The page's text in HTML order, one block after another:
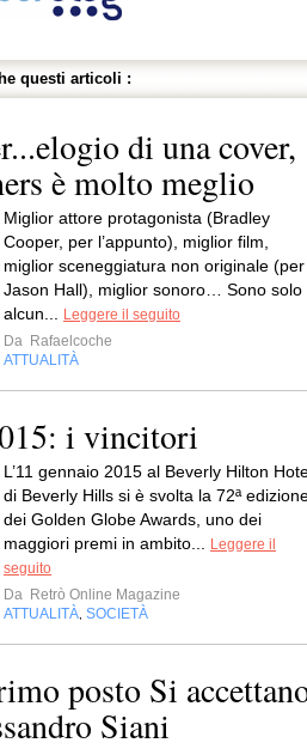
questi articoli :
di una cover,
è molto meglio
Miglior attore protagonista (Bradley
Cooper, per l’appunto), miglior film,
miglior sceneggiatura non originale (per
Jason Hall), miglior sonoro… Sono solo
alcun...
Leggere il seguito
Da Rafaelcoche
ATTUALITÀ
i vincitori
L’11 gennaio 2015 al Beverly Hilton
di Beverly Hills si è svolta la 72ª
dei Golden Globe Awards, uno dei
maggiori premi in ambito...
Leggere il
seguito
Da Retrò Online Magazine
ATTUALITÀ SOCIETÀ
posto Si
Siani